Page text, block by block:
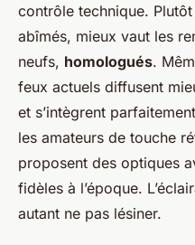
contrôle technique.
abîmés, mieux vaut les
neufs, homologués.
feux actuels diffusent
et s’intègrent
les amateurs de touche
proposent des optiques
fidèles à l’époque.
autant ne pas lésiner.